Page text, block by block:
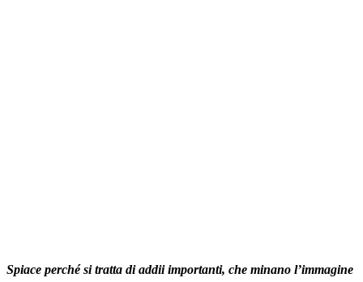
Spiace perché si tratta di addii importanti, che minano l’immagine